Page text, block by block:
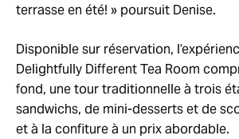
terrasse en été! » poursuit Denise.
Disponible sur réservation,
Delightfully Different Tea Room
fond, une tour traditionnelle à trois
sandwichs, de mini-desserts et de
et à la confiture à un prix abordable.